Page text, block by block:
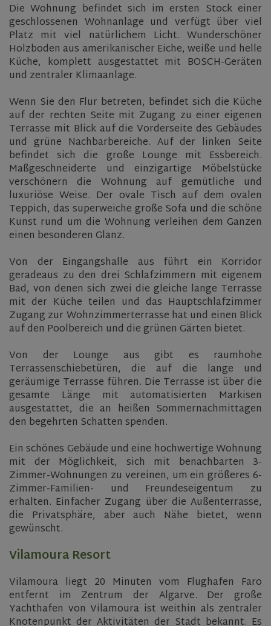
Die Wohnung befindet sich im ersten Stock einer
geschlossenen Wohnanlage und verfügt über viel
Platz mit viel natürlichem Licht. Wunderschöner
Holzboden aus amerikanischer Eiche, weiße und helle
Küche, komplett ausgestattet mit BOSCH-Geräten
und zentraler Klimaanlage.
Wenn Sie den Flur betreten, befindet sich die Küche
auf der rechten Seite mit Zugang zu einer eigenen
Terrasse mit Blick auf die Vorderseite des Gebäudes
und grüne Nachbarbereiche. Auf der linken Seite
befindet sich die große Lounge mit Essbereich.
Maßgeschneiderte und einzigartige Möbelstücke
verschönern die Wohnung auf gemütliche und
luxuriöse Weise. Der ovale Tisch auf dem ovalen
Teppich, das superweiche große Sofa und die schöne
Kunst rund um die Wohnung verleihen dem Ganzen
einen besonderen Glanz.
Von der Eingangshalle aus führt ein Korridor
geradeaus zu den drei Schlafzimmern mit eigenem
Bad, von denen sich zwei die gleiche lange Terrasse
mit der Küche teilen und das Hauptschlafzimmer
Zugang zur Wohnzimmerterrasse hat und einen Blick
auf den Poolbereich und die grünen Gärten bietet.
Von der Lounge aus gibt es raumhohe
Terrassenschiebetüren, die auf die lange und
geräumige Terrasse führen. Die Terrasse ist über die
gesamte Länge mit automatisierten Markisen
ausgestattet, die an heißen Sommernachmittagen
den begehrten Schatten spenden.
Ein schönes Gebäude und eine hochwertige Wohnung
mit der Möglichkeit, sich mit benachbarten 3-
Zimmer-Wohnungen zu vereinen, um ein größeres 6-
Zimmer-Familien- und Freundeseigentum zu
erhalten. Einfacher Zugang über die Außenterrasse,
die Privatsphäre, aber auch Nähe bietet, wenn
gewünscht.
Vilamoura Resort
Vilamoura liegt 20 Minuten vom Flughafen Faro
entfernt im Zentrum der Algarve. Der große
Yachthafen von Vilamoura ist weithin als zentraler